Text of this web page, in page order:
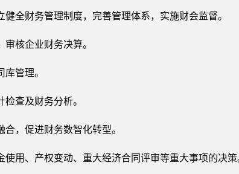
全财务管理制度，完善管理体系，实施财会监督。
核企业财务决算。
管理。
查及财务分析。
，促进财务数智化转型。
使用、产权变动、重大经济合同评审等重大事项的决策